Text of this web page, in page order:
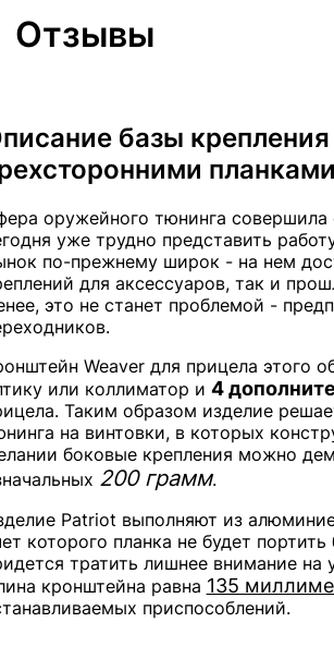
Отзывы
базы
оружейного тюнинга
уже трудно представить
по-прежнему широк - на нем
для аксессуаров, так и
это не станет проблемой -
Weaver для прицела этого
или коллиматор и 4
Таким образом изделие
на винтовки, в которых
боковые крепления можно
200 грамм.
Patriot выполняют из
которого планка не будет
тратить лишнее внимание
кронштейна равна 135
приспособлений.